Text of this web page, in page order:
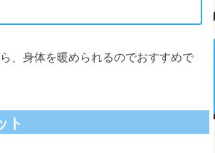
、身体を暖められるのでおすすめで
ト